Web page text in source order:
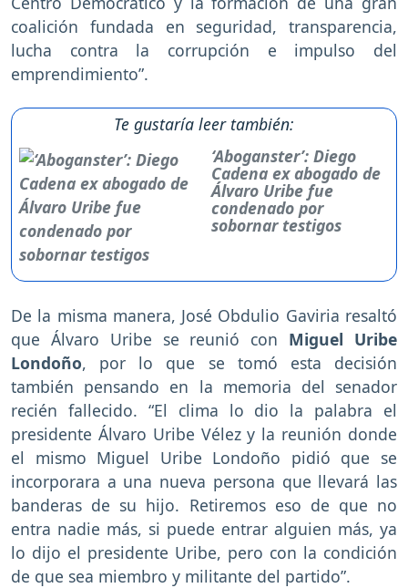
coalición fundada en seguridad, transparencia,
lucha contra la corrupción e impulso del
emprendimiento”.
Te gustaría leer también:
‘Aboganster’: Diego
Cadena ex abogado de
Álvaro Uribe fue
condenado por
sobornar testigos
De la misma manera, José Obdulio Gaviria resaltó
que Álvaro Uribe se reunió con Miguel Uribe
Londoño, por lo que se tomó esta decisión
también pensando en la memoria del senador
recién fallecido. “El clima lo dio la palabra el
presidente Álvaro Uribe Vélez y la reunión donde
el mismo Miguel Uribe Londoño pidió que se
incorporara a una nueva persona que llevará las
banderas de su hijo. Retiremos eso de que no
entra nadie más, si puede entrar alguien más, ya
lo dijo el presidente Uribe, pero con la condición
de que sea miembro y militante del partido”.